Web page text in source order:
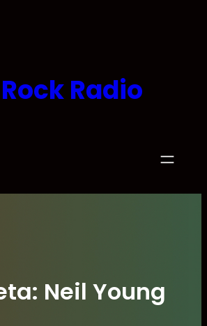
Radio
Neil Young